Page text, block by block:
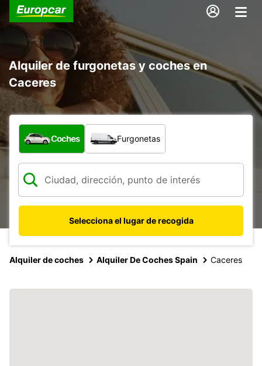
Alquiler de furgonetas y coches en
Caceres
¿Qué tipo de vehículo?
Coches Furgonetas
Selecciona el lugar de recogida
Alquiler de coches Alquiler De Coches Spain Caceres